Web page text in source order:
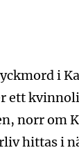
i
ett
norr om
hittas i